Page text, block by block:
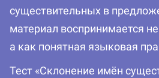
существительных в
материал воспринимается
а как понятная языковая
Тест «Склонение имён